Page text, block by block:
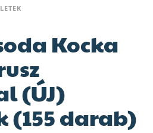
Kocka
(ÚJ)
(155 darab)